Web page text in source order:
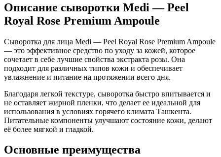
Описание сыворотки Medi — Peel
Royal Rose Premium Ampoule
Сыворотка для лица Medi — Peel Royal Rose Premium Ampoule
— это эффективное средство по уходу за кожей, которое
сочетает в себе лучшие свойства экстракта розы. Она
подходит для различных типов кожи и обеспечивает
увлажнение и питание на протяжении всего дня.
Благодаря легкой текстуре, сыворотка быстро впитывается и
не оставляет жирной пленки, что делает ее идеальной для
использования в условиях горячего климата Ташкента.
Питательные компоненты улучшают состояние кожи, делают
её более мягкой и гладкой.
Основные преимущества